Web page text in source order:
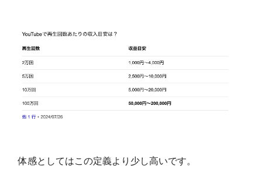
体感としてはこの定義より少し高いです。